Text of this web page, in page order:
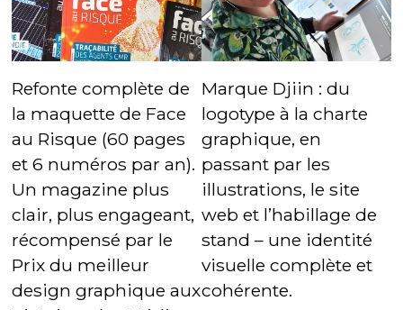
Refonte complète de
la maquette de Face
au Risque (60 pages
et 6 numéros par an).
Un magazine plus
clair, plus engageant,
récompensé par le
Prix du meilleur
design graphique aux
Marque Djiin : du
logotype à la charte
graphique, en
passant par les
illustrations, le site
web et l’habillage de
stand – une identité
visuelle complète et
cohérente.